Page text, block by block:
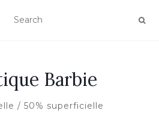
LA NAVIGATION
Barbie
/ 50% superficielle